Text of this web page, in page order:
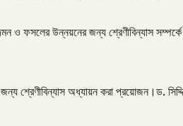
ও ফসলের উন্নয়নের জন্য শ্রেণীবিন্যাস সম্পর্কে
শ্রেণীবিন্যাস অধ্যায়ন করা প্রয়োজন।ড.